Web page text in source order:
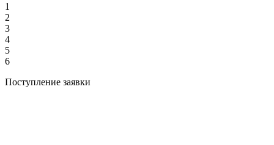
1
2
3
4
5
6
Поступление заявки